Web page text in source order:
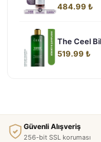
484.99 ₺
The Ceel
519.99 ₺
Güvenli Alışveriş
256-bit SSL koruması